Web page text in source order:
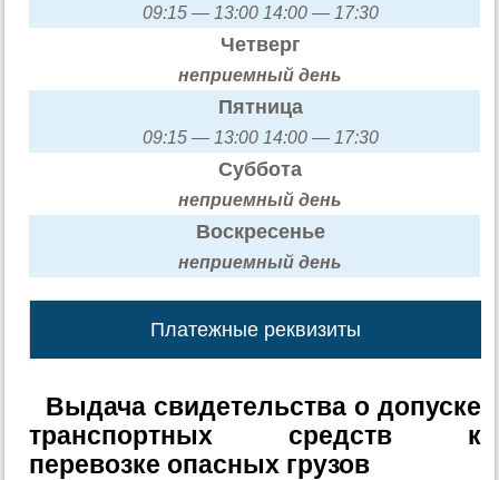
09:15 — 13:00 14:00 — 17:30
Четверг
неприемный день
Пятница
09:15 — 13:00 14:00 — 17:30
Суббота
неприемный день
Воскресенье
неприемный день
Платежные реквизиты
Выдача свидетельства о допуске
транспортных средств к
перевозке опасных грузов